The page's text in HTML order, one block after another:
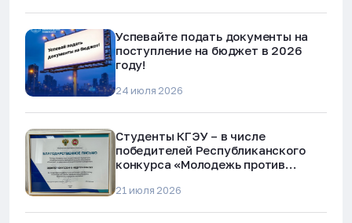
Успевайте подать документы на
поступление на бюджет в 2026
году!
24 июля 2026
Студенты КГЭУ – в числе
победителей Республиканского
конкурса «Молодежь против
мошенничества»
21 июля 2026